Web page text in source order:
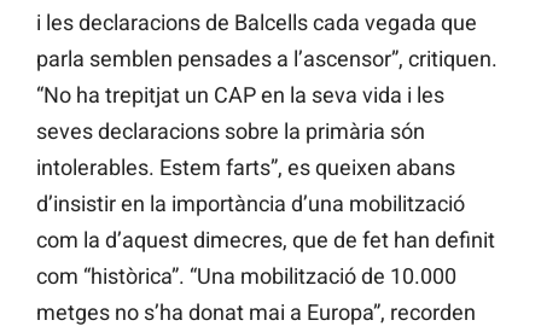
i les declaracions de Balcells cada vegada que
parla semblen pensades a l’ascensor”, critiquen.
“No ha trepitjat un CAP en la seva vida i les
seves declaracions sobre la primària són
intolerables. Estem farts”, es queixen abans
d’insistir en la importància d’una mobilització
com la d’aquest dimecres, que de fet han definit
com “històrica”. “Una mobilització de 10.000
metges no s’ha donat mai a Europa”, recorden